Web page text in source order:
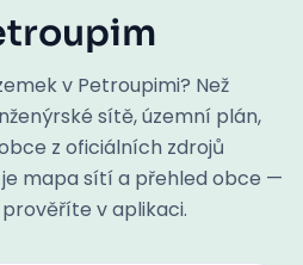
v Petroupimi? Než
sítě, územní plán,
z oficiálních zdrojů
je mapa sítí a přehled obce —
v aplikaci.